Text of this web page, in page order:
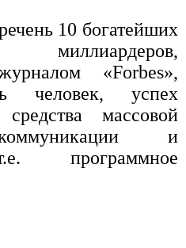
10 богатейших
миллиардеров,
«Forbes»,
человек, успех
массовой
и
программное